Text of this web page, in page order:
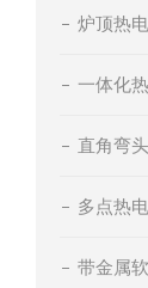
炉顶热
一体化
直角弯
多点热
带金属